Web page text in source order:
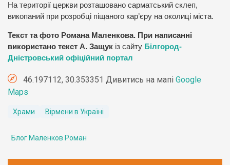
На території церкви розташовано сарматський склеп,
викопаний при розробці піщаного кар’єру на околиці міста.
Текст та фото Романа Маленкова. При написанні
використано текст А. Защук із сайту Білгород-
Дністровський офіційний портал
46.197112, 30.353351 Дивитись на мапі Google
Maps
Храми Вірмени в Україні
Блог Маленков Роман